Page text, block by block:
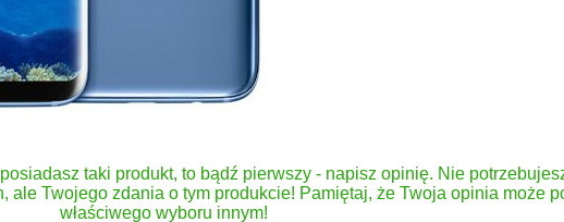
taki produkt, to bądź pierwszy - napisz opinię. Nie
ale Twojego zdania o tym produkcie! Pamiętaj, że Twoja opinia może
właściwego wyboru innym!